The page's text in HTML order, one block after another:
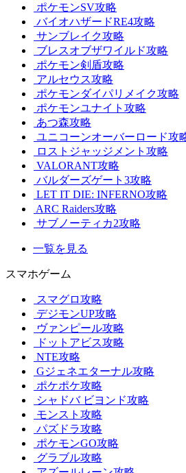
ポケモンSV攻略
バイオハザードRE4攻略
サンブレイク攻略
ブレスオブザワイルド攻略
ポケモン剣盾攻略
アルセウス攻略
ポケモンダイパリメイク攻略
ポケモンユナイト攻略
あつ森攻略
ユニコーンオーバーロード攻
ロストジャッジメント攻略
VALORANT攻略
バルダーズゲート3攻略
LET IT DIE: INFERNO攻略
ARC Raiders攻略
サブノーティカ2攻略
一覧を見る
スマホゲーム
スマグロ攻略
デジモンUP攻略
ヴァンピール攻略
ドットアビス攻略
NTE攻略
Gジェネエターナル攻略
ポケポケ攻略
シャドバ ビヨンド攻略
モンスト攻略
パズドラ攻略
ポケモンGO攻略
グラブル攻略